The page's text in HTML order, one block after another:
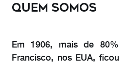
QUEM SOMOS
Em 1906, mais de
Francisco, nos EUA,